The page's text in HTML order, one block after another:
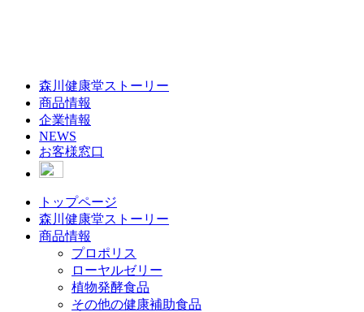
森川健康堂ストーリー
商品情報
企業情報
NEWS
お客様窓口
トップページ
森川健康堂ストーリー
商品情報
プロポリス
ローヤルゼリー
植物発酵食品
その他の健康補助食品